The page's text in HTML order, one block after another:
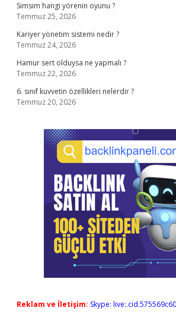
Simsim hangi yörenin oyunu ?
Temmuz 25, 2026
Kariyer yönetim sistemi nedir ?
Temmuz 24, 2026
Hamur sert olduysa ne yapmalı ?
Temmuz 22, 2026
6. sınıf kuvvetin özellikleri nelerdir ?
Temmuz 20, 2026
Reklam ve İletişim: Skype: